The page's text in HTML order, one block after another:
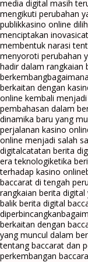
media digital masih
mengikuti perubahan
publikkasino online
menciptakan inovasi
membentuk narasi
menyoroti perubahan
hadir dalam rangkaian
berkembang
berkaitan dengan
online kembali
pembahasan dalam
dinamika baru yang
perjalanan kasino
online menjadi salah
digitalcatatan berita
era teknologiketika
terhadap kasino online
baccarat di tengah
rangkaian berita
balik berita digital
diperbincangkan
berkaitan dengan
yang muncul dalam
tentang baccarat dan
perkembangan